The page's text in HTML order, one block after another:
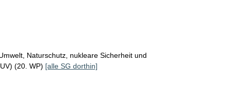
Naturschutz, nukleare Sicherheit und
(20. WP) [alle SG dorthin]